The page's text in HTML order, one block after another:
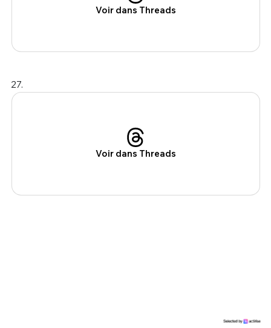
Voir dans Threads
27.
Voir dans Threads